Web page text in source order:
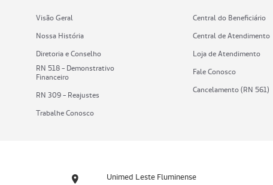
Visão Geral
Nossa História
Diretoria e Conselho
RN 518 - Demonstrativo
Financeiro
RN 309 - Reajustes
Trabalhe Conosco
Central do Beneficiário
Central de Atendimento
Loja de Atendimento
Fale Conosco
Cancelamento (RN 561)
Unimed Leste Fluminense